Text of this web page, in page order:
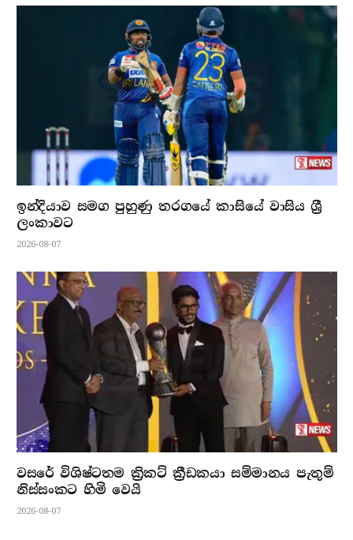
ඉන්දියාව සමග පුහුණු තරගයේ කාසියේ වාසිය ශ්‍රී
ලංකාවට
2026-08-07
වසරේ විශිෂ්ටතම ක්‍රිකට් ක්‍රීඩකයා සම්මානය පැතුම්
නිස්සංකට හිමි වෙයි
2026-08-07